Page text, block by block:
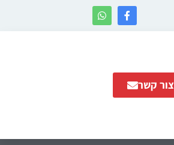
צור קשר